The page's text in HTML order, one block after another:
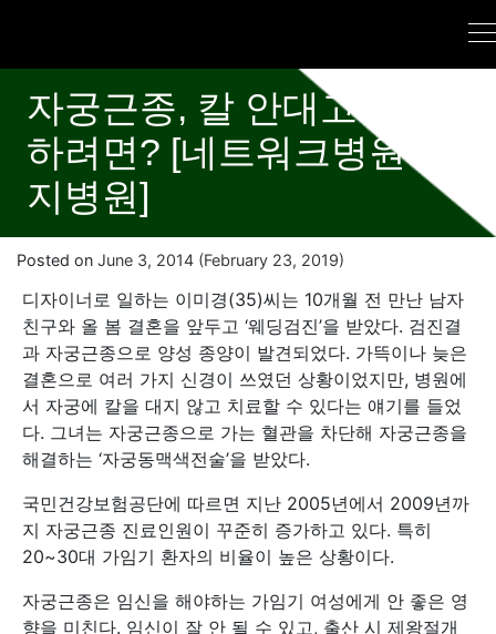
자궁근종, 칼 안대고 치료
하려면? [네트워크병원 양
지병원]
Posted on June 3, 2014 (February 23, 2019)
디자이너로 일하는 이미경(35)씨는 10개월 전 만난 남자
친구와 올 봄 결혼을 앞두고 ‘웨딩검진’을 받았다. 검진결
과 자궁근종으로 양성 종양이 발견되었다. 가뜩이나 늦은
결혼으로 여러 가지 신경이 쓰였던 상황이었지만, 병원에
서 자궁에 칼을 대지 않고 치료할 수 있다는 얘기를 들었
다. 그녀는 자궁근종으로 가는 혈관을 차단해 자궁근종을
해결하는 ‘자궁동맥색전술’을 받았다.
국민건강보험공단에 따르면 지난 2005년에서 2009년까
지 자궁근종 진료인원이 꾸준히 증가하고 있다. 특히
20~30대 가임기 환자의 비율이 높은 상황이다.
자궁근종은 임신을 해야하는 가임기 여성에게 안 좋은 영
향을 미친다. 임신이 잘 안 될 수 있고, 출산 시 제왕절개